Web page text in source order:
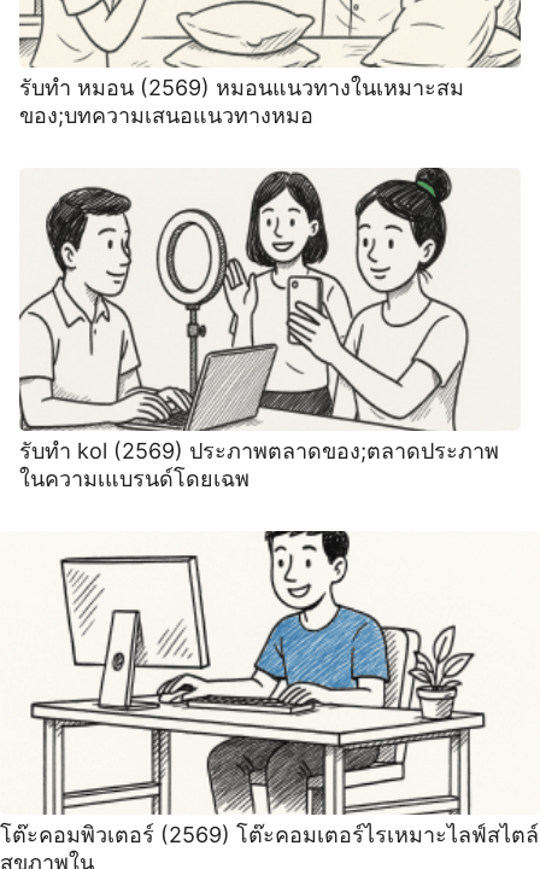
รับทำ หมอน (2569) หมอนแนวทางในเหมาะสม
ของ;บทความเสนอแนวทางหมอ
รับทำ kol (2569) ประภาพตลาดของ;ตลาดประภาพ
ในความเแบรนด์โดยเฉพ
โต๊ะคอมพิวเตอร์ (2569) ️โต๊ะคอมเตอร์ไรเหมาะไลฟ์สไตล์
สุขภาพใน